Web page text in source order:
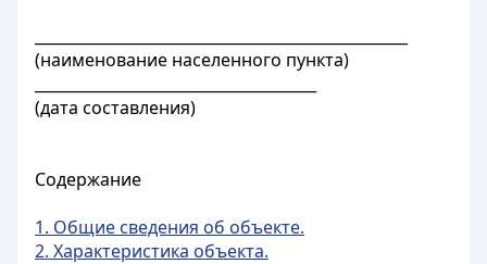
(наименование населенного пункта)
(дата составления)
Содержание
1. Общие сведения об объекте.
2. Характеристика объекта.